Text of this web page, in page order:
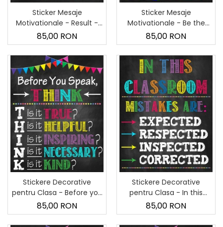
Sticker Mesaje
Motivationale - Result -
Choice -60x90 cm
85,00 RON
Sticker Mesaje
Motivationale - Be the
change you want to see in
the world - 60x90 cm
85,00 RON
Stickere Decorative
pentru Clasa - Before you
speak, think - 60x90 cm
85,00 RON
Stickere Decorative
pentru Clasa - In this
classroom - 60x90 cm
85,00 RON